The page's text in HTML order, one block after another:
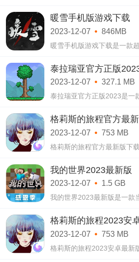
新正版2023游戏当中你可以
的形象，角色生成之后，就
个随机生
暖雪手机版游戏下载
2023-12-07 846MB
暖雪手机版游戏下载是一款超
高清的画质，精美的游戏画
色供玩家自由选择
泰拉瑞亚官方正版
2023-12-07 327.1 MB
泰拉瑞亚官方正版2023是一
方正版2023游戏当中你可以
象当中的一切，在这里有多个
以选择，
格莉斯的旅程官方最
2023-12-07 753 MB
格莉斯的旅程官方最新版下载
方最新版下载这个游戏的画
富，采用的是扁平化的风格
比较奇
我的世界2023最新版
2023-12-07 1.5 GB
我的世界2023最新版是一款
版这款游戏当中采用了像素
以选择自己喜欢的形象进行
生存模式
格莉斯的旅程2023安
载
2023-12-07 753 MB
格莉斯的旅程2023安卓最新